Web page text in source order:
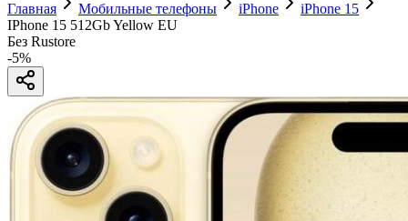
Главная Мобильные телефоны iPhone
iPhone 15
IPhone 15 512Gb Yellow EU
Без Rustore
-5%